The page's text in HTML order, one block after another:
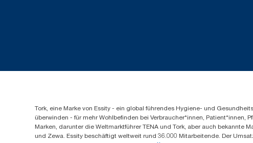
Tork, eine Marke von Essity - ein global führendes Hygiene- und
überwinden - für mehr Wohlbefinden bei Verbraucher*innen, Patient*innen,
Marken, darunter die Weltmarktführer TENA und Tork, aber auch bekannte
und Zewa. Essity beschäftigt weltweit rund 36.000 Mitarbeitende. Der